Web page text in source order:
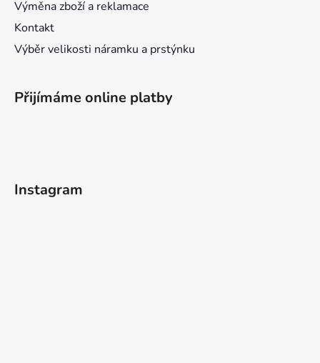
Výměna zboží a reklamace
Kontakt
Výběr velikosti náramku a prstýnku
Přijímáme online platby
Instagram